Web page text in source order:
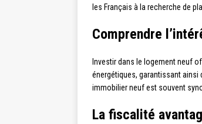
les Français à la recherche de
Comprendre
Investir dans le logement neuf
énergétiques, garantissant ainsi
immobilier neuf est souvent
La fiscalité